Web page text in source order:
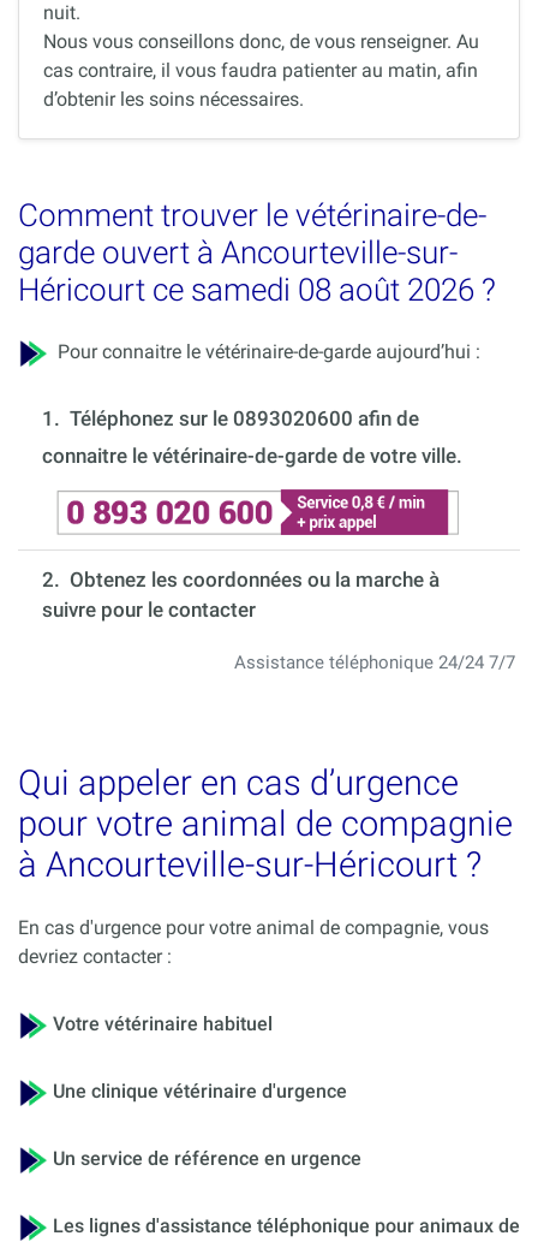
nuit.
Nous vous conseillons donc, de vous renseigner. Au
cas contraire, il vous faudra patienter au matin, afin
d’obtenir les soins nécessaires.
Comment trouver le vétérinaire-de-
garde ouvert à Ancourteville-sur-
Héricourt ce samedi 08 août 2026 ?
Pour connaitre le vétérinaire-de-garde aujourd’hui :
1. Téléphonez sur le 0893020600 afin de
connaitre le vétérinaire-de-garde de votre ville.
2. Obtenez les coordonnées ou la marche à
suivre pour le contacter
Assistance téléphonique 24/24 7/7
Qui appeler en cas d’urgence
pour votre animal de compagnie
à Ancourteville-sur-Héricourt ?
En cas d'urgence pour votre animal de compagnie, vous
devriez contacter :
Votre vétérinaire habituel
Une clinique vétérinaire d'urgence
Un service de référence en urgence
Les lignes d'assistance téléphonique pour animaux de